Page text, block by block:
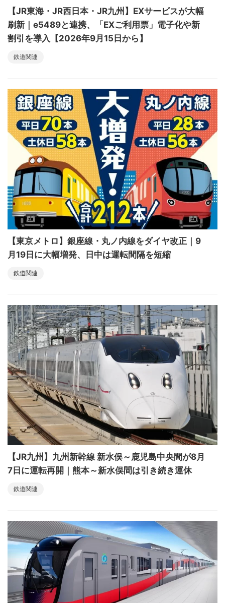
【JR東海・JR西日本・JR九州】EXサービスが大幅
刷新｜e5489と連携、「EXご利用票」電子化や新
割引を導入【2026年9月15日から】
鉄道関連
【東京メトロ】銀座線・丸ノ内線をダイヤ改正｜9
月19日に大幅増発、日中は運転間隔を短縮
鉄道関連
【JR九州】九州新幹線 新水俣～鹿児島中央間が8月
7日に運転再開｜熊本～新水俣間は引き続き運休
鉄道関連